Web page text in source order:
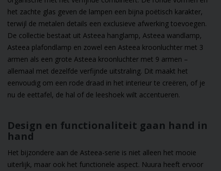
het zachte glas geven de lampen een bijna poëtisch karakter,
terwijl de metalen details een exclusieve afwerking toevoegen.
De collectie bestaat uit Asteea hanglamp, Asteea wandlamp,
Asteea plafondlamp en zowel een Asteea kroonluchter met 3
armen als een grote Asteea kroonluchter met 9 armen –
allemaal met dezelfde verfijnde uitstraling. Dit maakt het
eenvoudig om een rode draad in het interieur te creëren, of je
nu de eettafel, de hal of de leeshoek wilt accentueren.
Design en functionaliteit gaan hand in
hand
Het bijzondere aan de Asteea-serie is niet alleen het mooie
uiterlijk, maar ook het functionele aspect. Nuura heeft ervoor